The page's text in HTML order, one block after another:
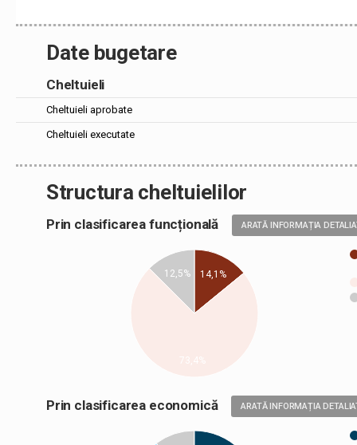
Date bugetare
Cheltuieli
Cheltuieli aprobate
Cheltuieli executate
Structura cheltuielilor
Prin clasificarea funcțională ARATĂ INFORMAȚIA
14,1%
12,5%
Prin clasificarea economică ARATĂ INFORMAȚIA